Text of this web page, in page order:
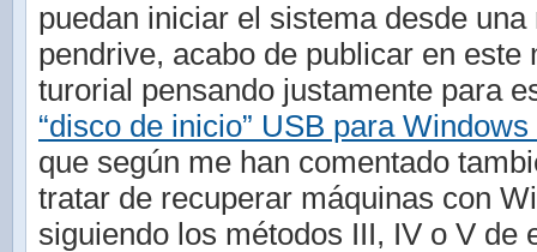
puedan iniciar el sistema desde
pendrive, acabo de publicar en este
turorial pensando justamente para
“disco de inicio” USB para
que según me han comentado
tratar de recuperar máquinas con
siguiendo los métodos III, IV o V de